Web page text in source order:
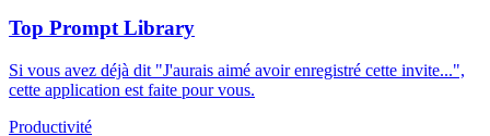
Top Prompt Library
Si vous avez déjà dit "J'aurais aimé avoir enregistré cette invite...",
cette application est faite pour vous.
Productivité